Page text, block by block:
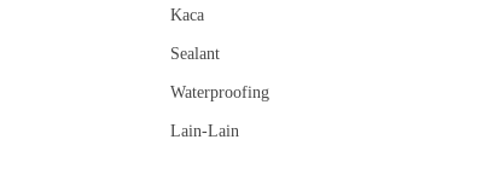
Kaca
Sealant
Waterproofing
Lain-Lain